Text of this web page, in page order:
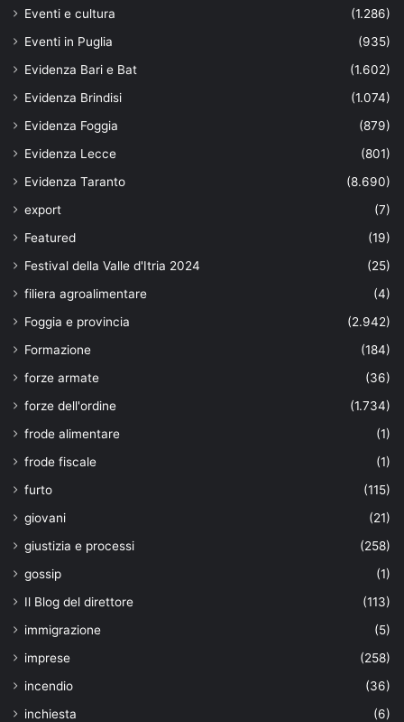
Eventi e cultura
(1.286)
Eventi in Puglia
(935)
Evidenza Bari e Bat
(1.602)
Evidenza Brindisi
(1.074)
Evidenza Foggia
(879)
Evidenza Lecce
(801)
Evidenza Taranto
(8.690)
export
(7)
Featured
(19)
Festival della Valle d'Itria 2024
(25)
filiera agroalimentare
(4)
Foggia e provincia
(2.942)
Formazione
(184)
forze armate
(36)
forze dell'ordine
(1.734)
frode alimentare
(1)
frode fiscale
(1)
furto
(115)
giovani
(21)
giustizia e processi
(258)
gossip
(1)
Il Blog del direttore
(113)
immigrazione
(5)
imprese
(258)
incendio
(36)
inchiesta
(6)